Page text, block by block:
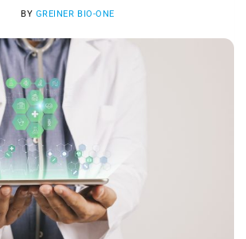
BY GREINER BIO-ONE